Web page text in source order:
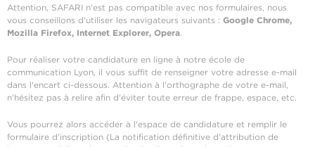
Attention, SAFARI n'est pas compatible avec nos formulaires, nous
vous conseillons d'utiliser les navigateurs suivants : Google Chrome,
Mozilla Firefox, Internet Explorer, Opera.
Pour réaliser votre candidature en ligne à notre école de
communication Lyon, il vous suffit de renseigner votre adresse e-mail
dans l'encart ci-dessous. Attention à l'orthographe de votre e-mail,
n'hésitez pas à relire afin d'éviter toute erreur de frappe, espace, etc.
Vous pourrez alors accéder à l'espace de candidature et remplir le
formulaire d'inscription (La notification définitive d'attribution de